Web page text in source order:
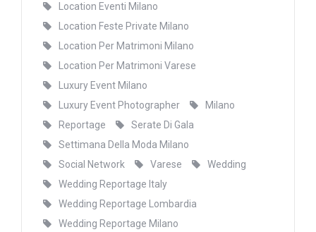
Location Eventi Milano
Location Feste Private Milano
Location Per Matrimoni Milano
Location Per Matrimoni Varese
Luxury Event Milano
Luxury Event Photographer
Milano
Reportage
Serate Di Gala
Settimana Della Moda Milano
Social Network
Varese
Wedding
Wedding Reportage Italy
Wedding Reportage Lombardia
Wedding Reportage Milano